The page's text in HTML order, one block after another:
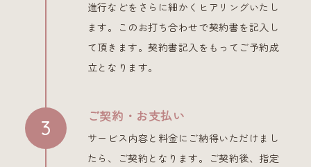
進行などをさらに細かくヒアリングいたし
ます。このお打ち合わせで契約書を記入し
て頂きます。契約書記入をもってご予約成
立となります。
ご契約・お支払い
サービス内容と料金にご納得いただけまし
たら、ご契約となります。ご契約後、指定